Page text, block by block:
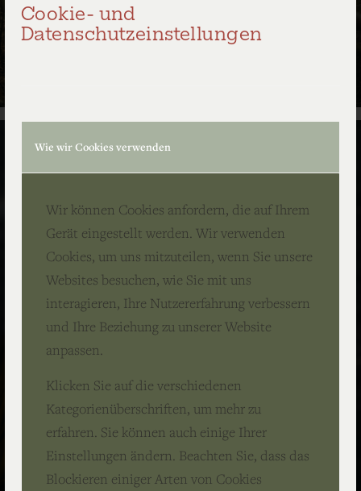
Cookie- und
Datenschutzeinstellungen
Wie wir Cookies verwenden
Wir können Cookies anfordern, die auf Ihrem
Gerät eingestellt werden. Wir verwenden
Cookies, um uns mitzuteilen, wenn Sie unsere
Websites besuchen, wie Sie mit uns
interagieren, Ihre Nutzererfahrung verbessern
und Ihre Beziehung zu unserer Website
anpassen.
Klicken Sie auf die verschiedenen
Kategorienüberschriften, um mehr zu
erfahren. Sie können auch einige Ihrer
Einstellungen ändern. Beachten Sie, dass das
Blockieren einiger Arten von Cookies